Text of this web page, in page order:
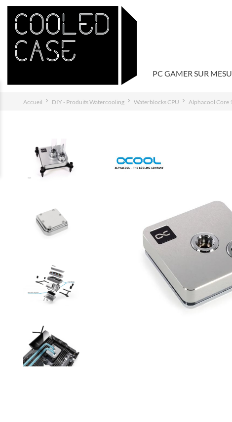
PC GAMER SUR
Accueil DIY - Produits Watercooling Waterblocks CPU Alphacool Core